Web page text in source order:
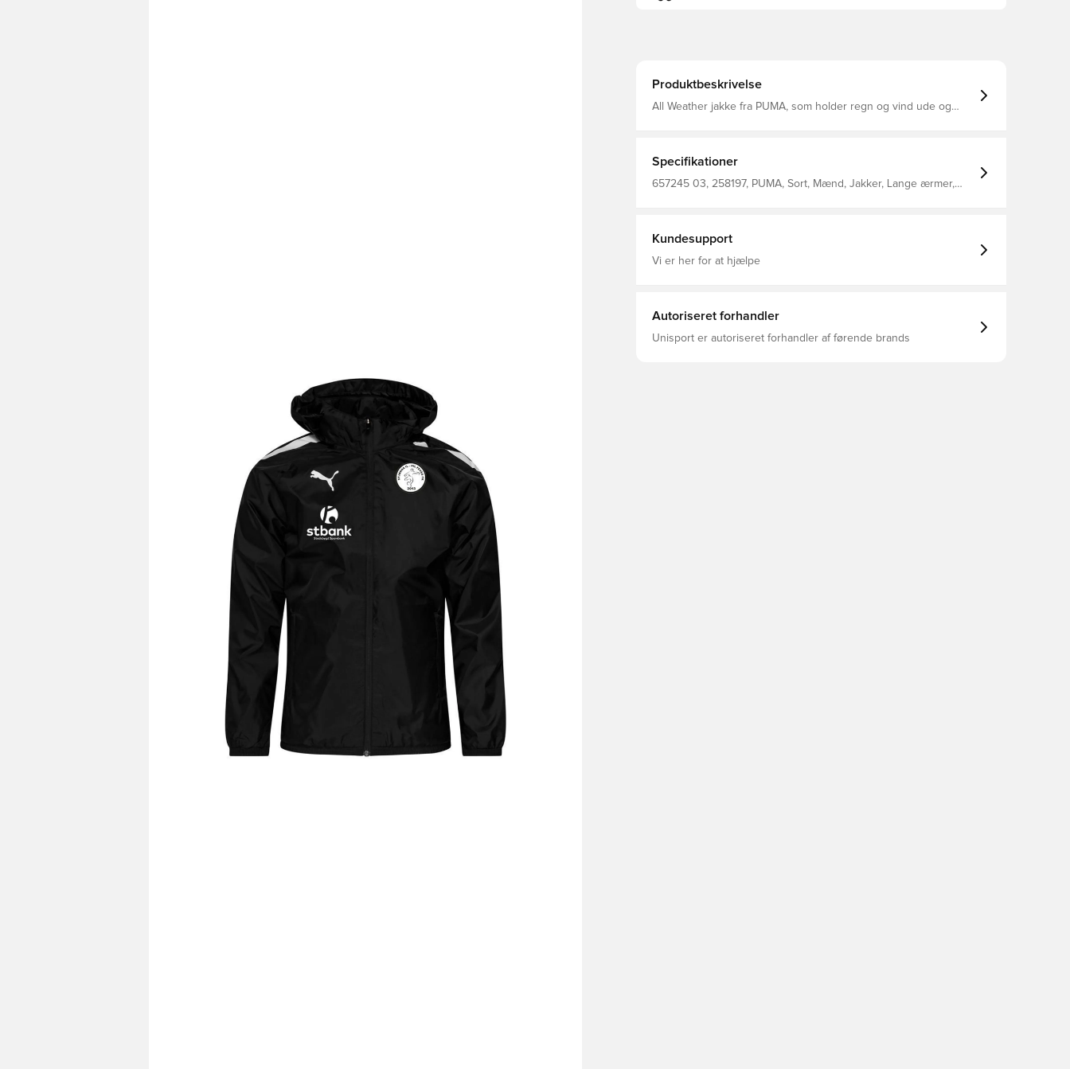
Produktbeskrivelse
All Weather jakke fra PUMA, som holder regn og vind ude og
Specifikationer
657245 03, 258197, PUMA, Sort, Mænd, Jakker, Lange ærmer,
Kundesupport
Vi er her for at hjælpe
Autoriseret forhandler
Unisport er autoriseret forhandler af førende brands